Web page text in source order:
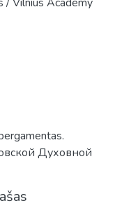
Духовной